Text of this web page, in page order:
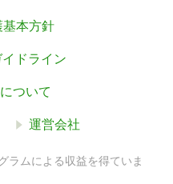
基本方針
ドライン
ついて
運営会社
ラムによる収益を得ていま